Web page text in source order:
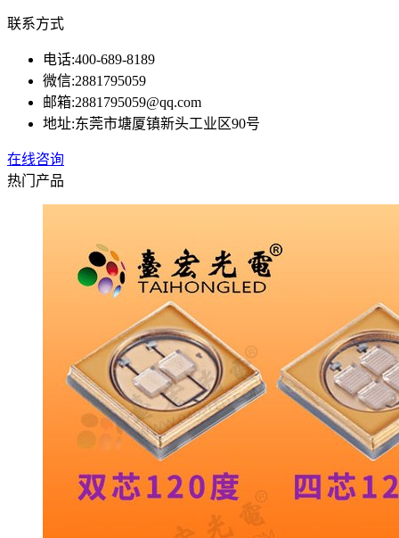
联系方式
电话:400-689-8189
微信:2881795059
邮箱:2881795059@qq.com
地址:东莞市塘厦镇新头工业区90号
在线咨询
热门产品